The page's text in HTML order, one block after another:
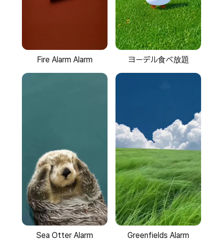
Fire Alarm Alarm ヨーデル食べ放題
Sea Otter Alarm Greenfields Alarm